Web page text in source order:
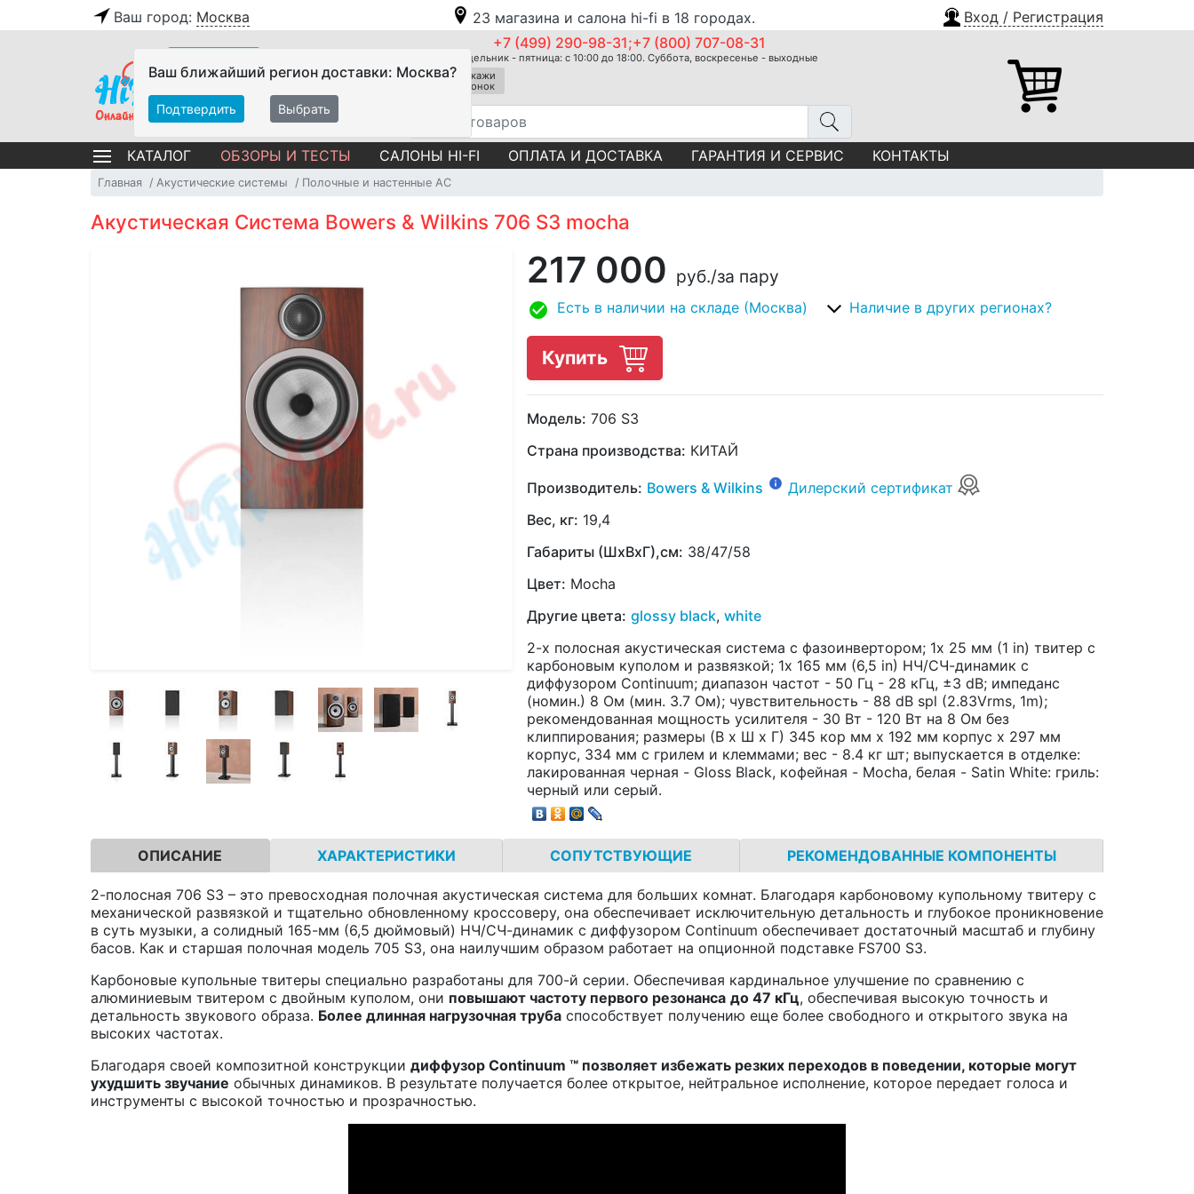
Ваш город: Москва 23 магазина и салона hi-fi в 18 городах. Вход / Регистрация
Ваш ближайший регион доставки: Москва?
Подтвердить Выбрать
+7 (499) 290-98-31;+7 (800) 707-08-31
Понедельник - пятница: с 10:00 до 18:00. Суббота, воскресенье - выходные
Закажи
звонок
КАТАЛОГ ОБЗОРЫ И ТЕСТЫ САЛОНЫ HI-FI ОПЛАТА И ДОСТАВКА ГАРАНТИЯ И СЕРВИС КОНТАКТЫ
Главная Акустические системы Полочные и настенные АС
Акустическая Система Bowers & Wilkins 706 S3 mocha
217 000 руб./за пару
Есть в наличии на складе (Москва) Наличие в других регионах?
Купить
Модель: 706 S3
Страна производства: КИТАЙ
Производитель: Bowers & Wilkins
Дилерский сертификат
Вес, кг: 19,4
Габариты (ШхВхГ),см: 38/47/58
Цвет: Mocha
Другие цвета: glossy black, white
2-х полосная акустическая система с фазоинвертором; 1x 25 мм (1 in) твитер с
карбоновым куполом и развязкой; 1x 165 мм (6,5 in) НЧ/СЧ-динамик с
диффузором Continuum; диапазон частот - 50 Гц - 28 кГц, ±3 dB; импеданс
(номин.) 8 Ом (мин. 3.7 Ом); чувствительность - 88 dB spl (2.83Vrms, 1m);
рекомендованная мощность усилителя - 30 Вт - 120 Вт на 8 Ом без
клиппирования; размеры (В х Ш х Г) 345 кор мм х 192 мм корпус х 297 мм
корпус, 334 мм с грилем и клеммами; вес - 8.4 кг шт; выпускается в отделке:
лакированная черная - Gloss Black, кофейная - Mocha, белая - Satin White: гриль:
черный или серый.
ОПИСАНИЕ ХАРАКТЕРИСТИКИ СОПУТСТВУЮЩИЕ РЕКОМЕНДОВАННЫЕ КОМПОНЕНТЫ
2-полосная 706 S3 – это превосходная полочная акустическая система для больших комнат. Благодаря карбоновому купольному твитеру с
механической развязкой и тщательно обновленному кроссоверу, она обеспечивает исключительную детальность и глубокое проникновение
в суть музыки, а солидный 165-мм (6,5 дюймовый) НЧ/СЧ-динамик с диффузором Continuum обеспечивает достаточный масштаб и глубину
басов. Как и старшая полочная модель 705 S3, она наилучшим образом работает на опционной подставке FS700 S3.
Карбоновые купольные твитеры специально разработаны для 700-й серии. Обеспечивая кардинальное улучшение по сравнению с
алюминиевым твитером с двойным куполом, они повышают частоту первого резонанса до 47 кГц, обеспечивая высокую точность и
детальность звукового образа. Более длинная нагрузочная труба способствует получению еще более свободного и открытого звука на
высоких частотах.
Благодаря своей композитной конструкции диффузор Continuum ™ позволяет избежать резких переходов в поведении, которые могут
ухудшить звучание обычных динамиков. В результате получается более открытое, нейтральное исполнение, которое передает голоса и
инструменты с высокой точностью и прозрачностью.